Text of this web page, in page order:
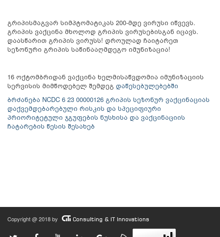
გრიპისმაგვარ სიმპტომატიკას 200-მდე ვირუსი იწვევს.
გრიპის ვაქცინა მხოლოდ გრიპის ვირუსებისგან იცავს.
დაასწარით გრიპის ვირუსს! დროულად ჩაიტარეთ
სეზონური გრიპის საწინააღმდეგო იმუნიზაცია!
16 ოქტომბრიდან ვაქცინა ხელმისაწვდომია იმუნიზაციის
სერვისის მიმწოდებელ შემდეგ დაწესებულებებში
ბრძანება NCDC 6 23 00000126 გრიპის სეზონურ ვაქცინაციას
დაქვემდებარებული რისკის და სპეციფიური
პრიორიტეტული ჯგუფების ნუსხისა და ვაქცინაციის
ჩატარების წესის შესახებ
Copyright @ 2018 by Consulting & IT Innovations